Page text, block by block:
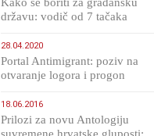
Kako se boriti za građansku
državu: vodič od 7 tačaka
28.04.2020
Portal Antimigrant: poziv na
otvaranje logora i progon
18.06.2016
Prilozi za novu Antologiju